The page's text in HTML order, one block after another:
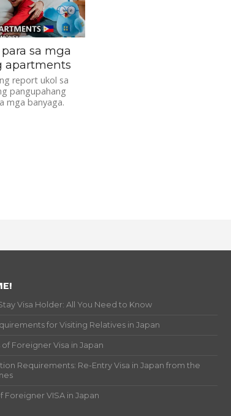
sa mga
apartments
report ukol sa
pangupahang
mga banyaga.
Visa Holder: All You Need to Know
for Visiting Relatives in Japan
of Foreigner Visa in Japan
Requirements: Re-Entry Visa in Japan from the
Foreigner VISA in Japan